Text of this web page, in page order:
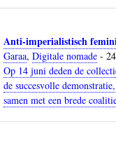
Anti-imperialistisch
Garaa, Digitale nomade -
Op 14 juni deden de
de succesvolle
samen met een brede